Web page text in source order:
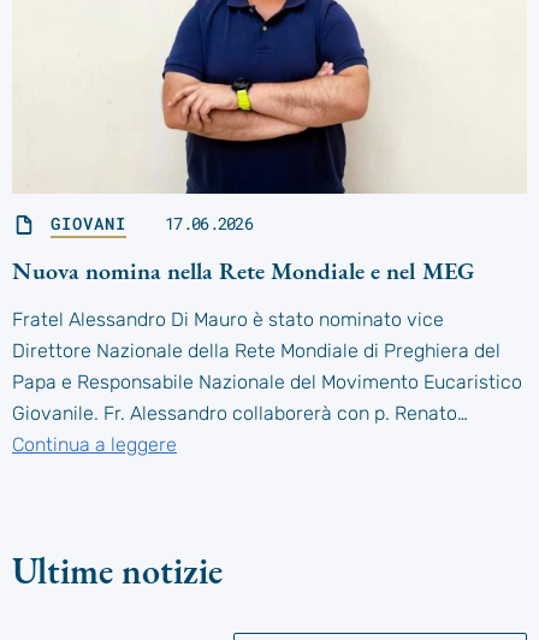
GIOVANI 17.06.2026
Nuova nomina nella Rete Mondiale e nel MEG
Fratel Alessandro Di Mauro è stato nominato vice
Direttore Nazionale della Rete Mondiale di Preghiera del
Papa e Responsabile Nazionale del Movimento Eucaristico
Giovanile. Fr. Alessandro collaborerà con p. Renato…
Continua a leggere
Ultime notizie